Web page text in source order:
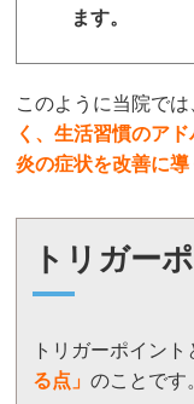
ます。
このように当院では
く、生活習慣のア
炎の症状を改善に導
トリガー
トリガーポイント
る点」のことです